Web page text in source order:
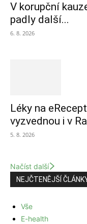
V korupční
padly další...
6. 8. 2026
Léky na
vyzvednou i v
5. 8. 2026
Načíst další
NEJČTENĚJŠÍ
Vše
E-health